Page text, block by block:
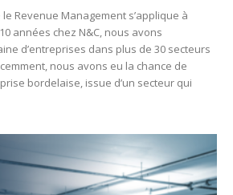
Revenue Management s’applique à
années chez N&C, nous avons
d’entreprises dans plus de 30 secteurs
nous avons eu la chance de
bordelaise, issue d’un secteur qui